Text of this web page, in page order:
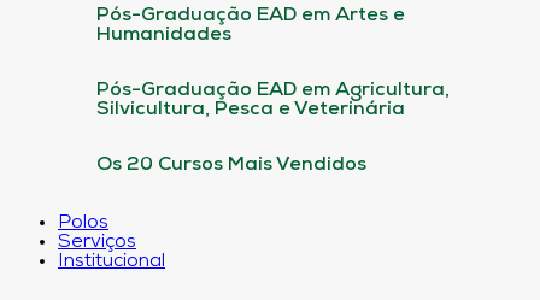
Pós-Graduação EAD em Artes e
Humanidades
Pós-Graduação EAD em Agricultura,
Silvicultura, Pesca e Veterinária
Os 20 Cursos Mais Vendidos
Polos
Serviços
Institucional